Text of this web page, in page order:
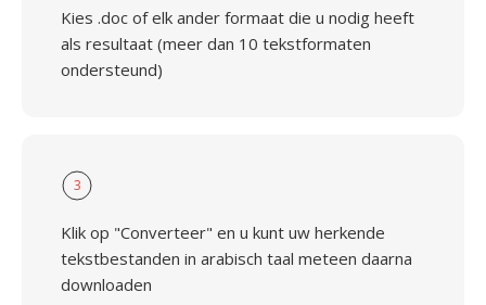
Kies .doc of elk ander formaat die u nodig heeft
als resultaat (meer dan 10 tekstformaten
ondersteund)
3
Klik op "Converteer" en u kunt uw herkende
tekstbestanden in arabisch taal meteen daarna
downloaden